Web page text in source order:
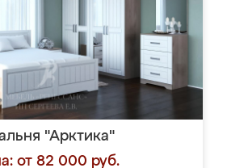
"Арктика"
от 82 000 руб.